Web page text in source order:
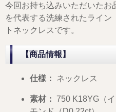
今回お持ち込みいただいたお
を代表する洗練されたライ
トネックレスです。
【商品情報】
仕様： ネックレス
素材： 750 K18YG（